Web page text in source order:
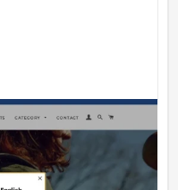
101〜150万円
像サイズをバラバラにす